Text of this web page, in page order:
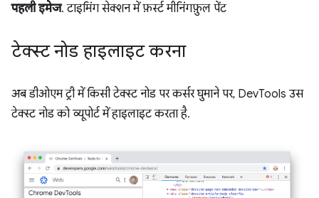
पहली इमेज. टाइमिंग सेक्शन में फ़र्स्ट मीनिंगफ़ुल पेंट
टेक्स्ट नोड हाइलाइट करना
अब डीओएम ट्री में किसी टेक्स्ट नोड पर कर्सर घुमाने पर, DevTools उस
टेक्स्ट नोड को व्यूपोर्ट में हाइलाइट करता है.